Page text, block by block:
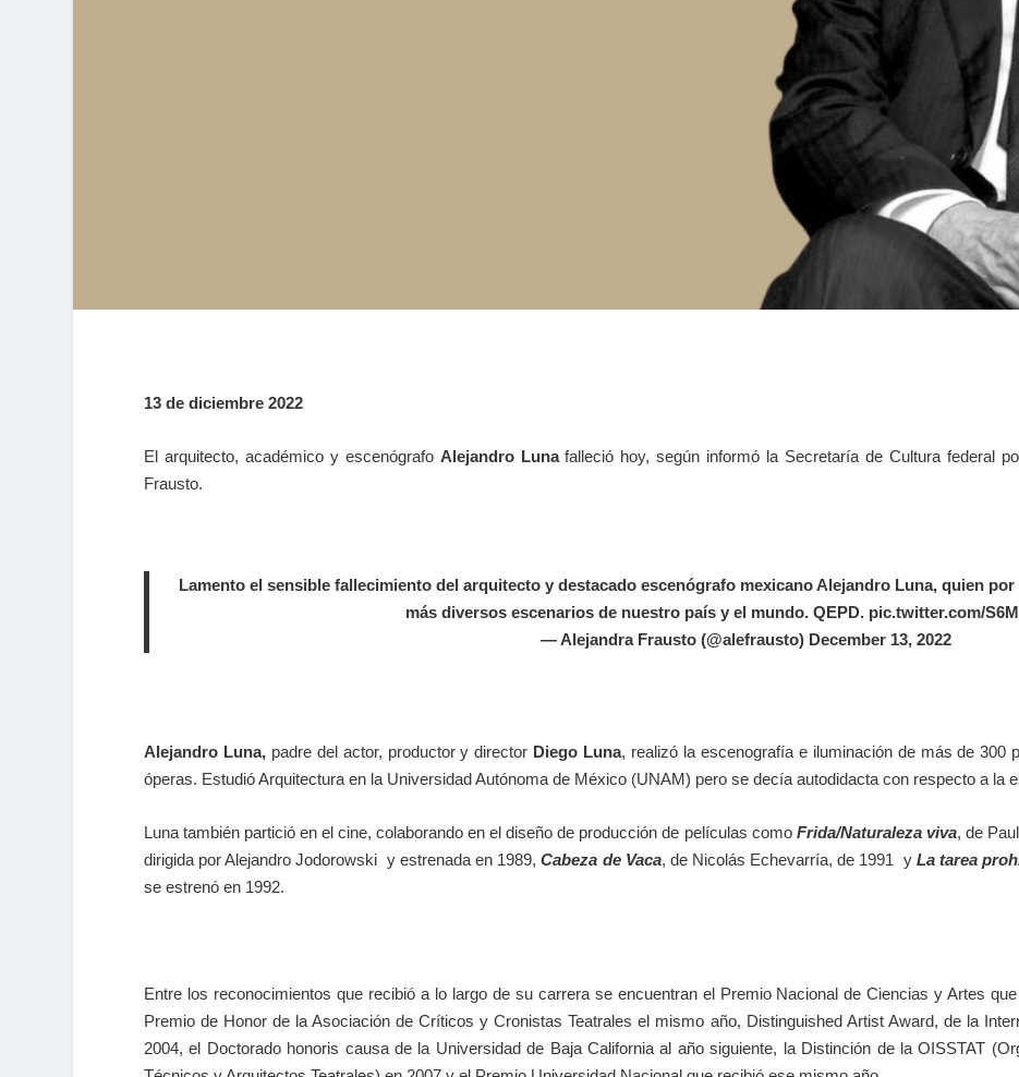
13 de diciembre 2022
El arquitecto, académico y escenógrafo Alejandro Lunafalleció hoy, según informó la Secretaría de Cultura federal
Frausto.
Lamento el sensible fallecimiento del arquitecto y destacado escenógrafo mexicano Alejandro Luna, quien
más diversos escenarios de nuestro país y el mundo. QEPD. pic.twitter.com/
— Alejandra Frausto (@alefrausto) December 13, 2022
Alejandro Luna,padre del actor, productor y director Diego Luna, realizó la escenografía e iluminación de más de 300
óperas. Estudió Arquitectura en la Universidad Autónoma de México (UNAM) pero se decía autodidacta con respecto a la
Luna también partició en el cine, colaborando en el diseño de producción de películas como Frida/Naturaleza viva, de
dirigida por Alejandro Jodorowski y estrenada en 1989,Cabeza de Vaca, de Nicolás Echevarría, de 1991 y La tarea
se estrenó en 1992.
Entre los reconocimientos que recibió a lo largo de su carrera se encuentran el Premio Nacional de Ciencias y Artes
Premio de Honor de la Asociación de Críticos y Cronistas Teatrales el mismo año, Distinguished Artist Award, de la
2004, el Doctorado honoris causa de la Universidad de Baja California al año siguiente, la Distinción de la OISSTAT